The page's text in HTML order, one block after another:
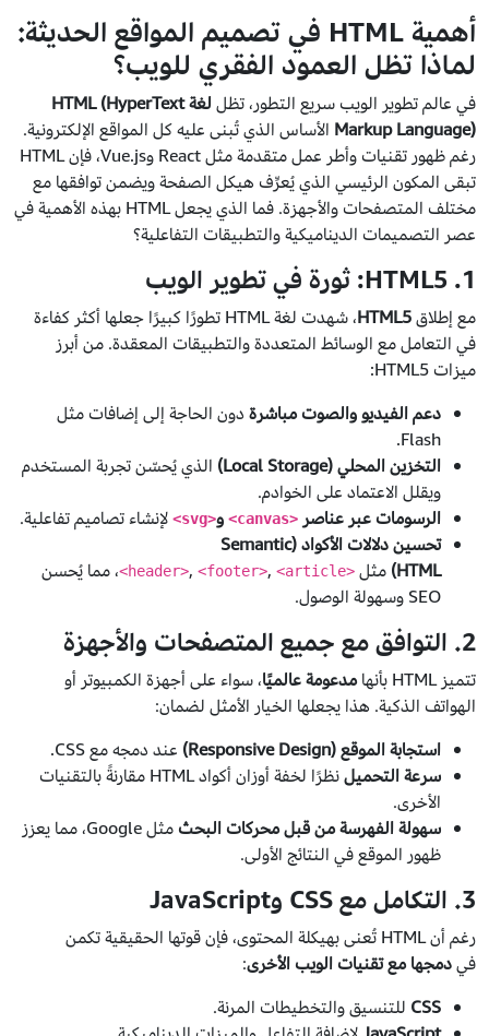
أهمية HTML في تصميم المواقع الحديثة:
لماذا تظل العمود الفقري للويب؟
في عالم تطوير الويب سريع التطور، تظل
لغة HTML (HyperText
Markup Language) الأساس الذي تُبنى عليه كل المواقع الإلكترونية.
رغم ظهور تقنيات وأطر عمل متقدمة مثل React وVue.js، فإن HTML
تبقى المكون الرئيسي الذي يُعرِّف هيكل الصفحة ويضمن توافقها مع
مختلف المتصفحات والأجهزة. فما الذي يجعل HTML بهذه الأهمية في
عصر التصميمات الديناميكية والتطبيقات التفاعلية؟
1. HTML5: ثورة في تطوير الويب
مع إطلاقHTML5
، شهدت لغة HTML تطورًا كبيرًا جعلها أكثر كفاءة
في التعامل مع الوسائط المتعددة والتطبيقات المعقدة. من أبرز
ميزات HTML5:
دعم الفيديو والصوت مباشرة دون الحاجة إلى إضافات مثل
Flash.
التخزين المحلي (Local Storage)
الذي يُحسّن تجربة المستخدم
ويقلل الاعتماد على الخوادم.
الرسومات عبر عناصر <canvas> و<svg>
لإنشاء تصاميم تفاعلية.
تحسين دلالات الأكواد (Semantic
HTML) مثل <header>
, <footer>, <article>
، مما يُحسن
SEO وسهولة الوصول.
2. التوافق مع جميع المتصفحات والأجهزة
تتميز HTML بأنها مدعومة عالميًا، سواء على أجهزة الكمبيوتر أو
الهواتف الذكية. هذا يجعلها الخيار الأمثل لضمان:
استجابة الموقع (Responsive Design)
عند دمجه مع CSS.
سرعة التحميل
نظرًا لخفة أوزان أكواد HTML مقارنةً بالتقنيات
الأخرى.
سهولة الفهرسة من قبل محركات البحث
مثل Google، مما يعزز
ظهور الموقع في النتائج الأولى.
3. التكامل مع CSS وJavaScript
رغم أن HTML تُعنى بهيكلة المحتوى، فإن قوتها الحقيقية تكمن
فيدمجها مع تقنيات الويب الأخرى:
CSS للتنسيق والتخطيطات المرنة.